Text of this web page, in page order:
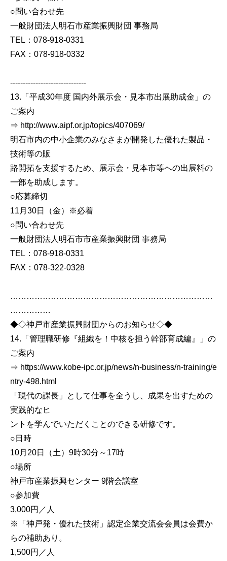
○問い合わせ先
一般財団法人明石市産業振興財団 事務局
TEL：078-918-0331
FAX：078-918-0332
------------------------------
13.「平成30年度 国内外展示会・見本市出展助成金」の
ご案内
⇒ http://www.aipf.or.jp/topics/407069/
明石市内の中小企業のみなさまが開発した優れた製品・
技術等の販
路開拓を支援するため、展示会・見本市等への出展料の
一部を助成します。
○応募締切
11月30日（金）※必着
○問い合わせ先
一般財団法人明石市市産業振興財団 事務局
TEL：078-918-0331
FAX：078-322-0328
…………………………………………………………………
……………
◆◇神戸市産業振興財団からのお知らせ◇◆
14.「管理職研修『組織を！中核を担う幹部育成編』」の
ご案内
⇒ https://www.kobe-ipc.or.jp/news/n-business/n-training/e
ntry-498.html
「現代の課長」として仕事を全うし、成果を出すための
実践的なヒ
ントを学んでいただくことのできる研修です。
○日時
10月20日（土）9時30分～17時
○場所
神戸市産業振興センター 9階会議室
○参加費
3,000円／人
※「神戸発・優れた技術」認定企業交流会会員は会費か
らの補助あり。
1,500円／人